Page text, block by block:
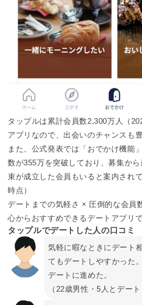
タップルは累計会員数2,300万人（
アプリなので、出会いのチャンスも豊
また、公式発表では「おでかけ機能
数が355万を突破しており、募集か
束が成立した会員もいると案内され
時点）
デートまでの気軽さ × 圧倒的な会員
心からおすすめできるデートアプリで
タップルでデートした人の口コミ
気軽に暇なときにデート
てもデートしやすかった
デートに進めた。
（22歳男性・5人とデート